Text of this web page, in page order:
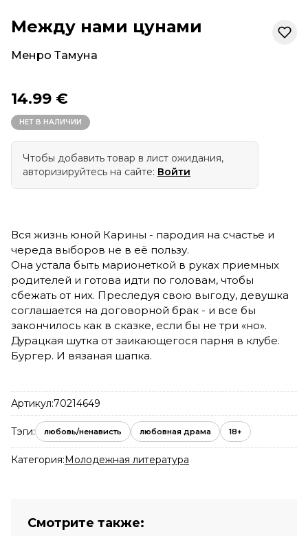
Между нами цунами
Менро Тамуна
14.99 €
НЕТ В НАЛИЧИИ
Чтобы добавить товар в лист ожидания,
авторизируйтесь на сайте: Войти
Вся жизнь юной Карины - пародия на счастье и
череда выборов не в её пользу.
Она устала быть марионеткой в руках приемных
родителей и готова идти по головам, чтобы
сбежать от них. Преследуя свою выгоду, девушка
соглашается на договорной брак - и все бы
закончилось как в сказке, если бы не три «но».
Дурацкая шутка от заикающегося парня в клубе.
Бургер. И вязаная шапка.
Артикул:70214649
Тэги: любовь/ненависть любовная драма 18+
Категория: Молодежная литература
Смотрите также: